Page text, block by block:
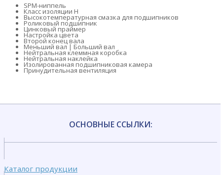
SPM-ниппель
Класс изоляции H
Высокотемпературная смазка для подшипников
Роликовый подшипник
Цинковый праймер
Настройка цвета
Второй конец вала
Меньший вал | Больший вал
Нейтральная клеммная коробка
Нейтральная наклейка
Изолированная подшипниковая камера
Принудительная вентиляция
ОСНОВНЫЕ ССЫЛКИ:
Каталог продукции